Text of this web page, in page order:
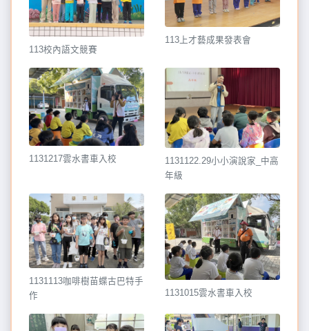
113校內語文競賽
113上才藝成果發表會
1131217雲水書車入校
1131122.29小小演說家_中高
年級
1131113咖啡樹苗蝶古巴特手
作
1131015雲水書車入校